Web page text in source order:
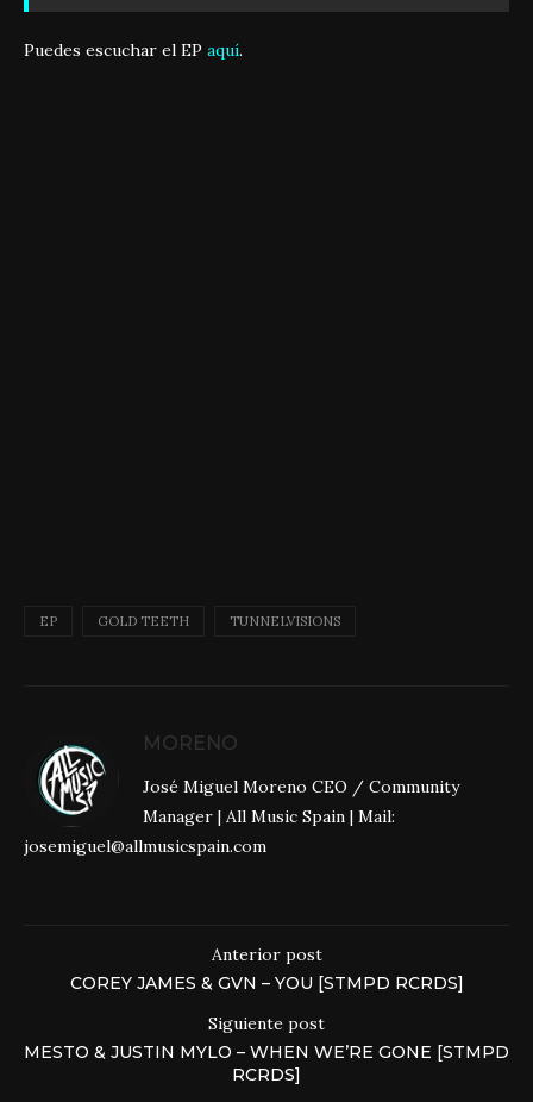
Puedes escuchar el EP aquí.
EP GOLD TEETH TUNNELVISIONS
MORENO
José Miguel Moreno CEO / Community
Manager | All Music Spain | Mail:
josemiguel@allmusicspain.com
Anterior post
COREY JAMES & GVN – YOU [STMPD RCRDS]
Siguiente post
MESTO & JUSTIN MYLO – WHEN WE’RE GONE [STMPD
RCRDS]